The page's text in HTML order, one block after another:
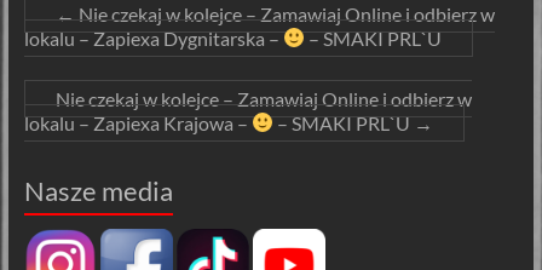
←Nie czekaj w kolejce – Zamawiaj Online i odbierz w
lokalu – Zapiexa Dygnitarska –
– SMAKI PRL`U
Nie czekaj w kolejce – Zamawiaj Online i odbierz w
lokalu – Zapiexa Krajowa –
– SMAKI PRL`U→
Nasze media